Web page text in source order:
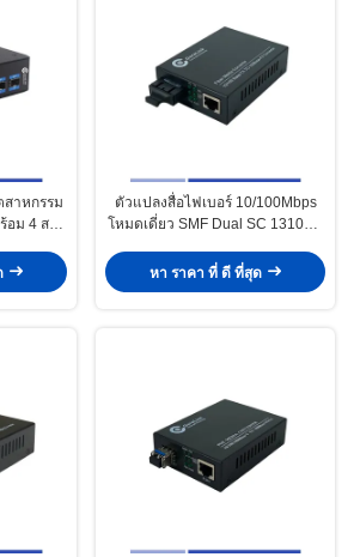
สาหกรรม
อม 4 สาย
ตัวแปลงสื่อไฟเบอร์ 10/100Mbps
โหมดเดี่ยว SMF Dual SC 1310nm
หา ราคา ที่ ดี ที่สุด